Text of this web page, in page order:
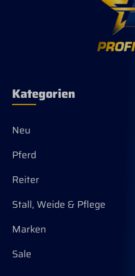
Kategorien
Neu
Pferd
Reiter
Stall, Weide & Pflege
Marken
Sale